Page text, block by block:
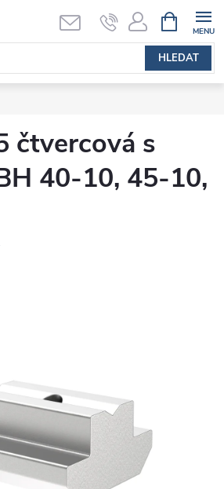
HLEDAT
NÁKUPNÍ
KOŠÍK
čtvercová s
40-10, 45-10,